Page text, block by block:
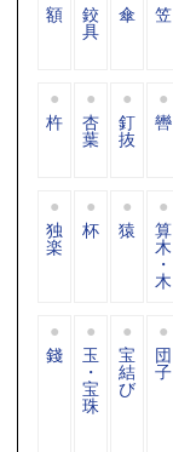
額 鉸
具
傘 笠
杵 杏
葉
釘
抜
轡
独
楽
杯 猿 算
木
・
木
錢 玉
・
宝
珠
宝
結
び
団
子